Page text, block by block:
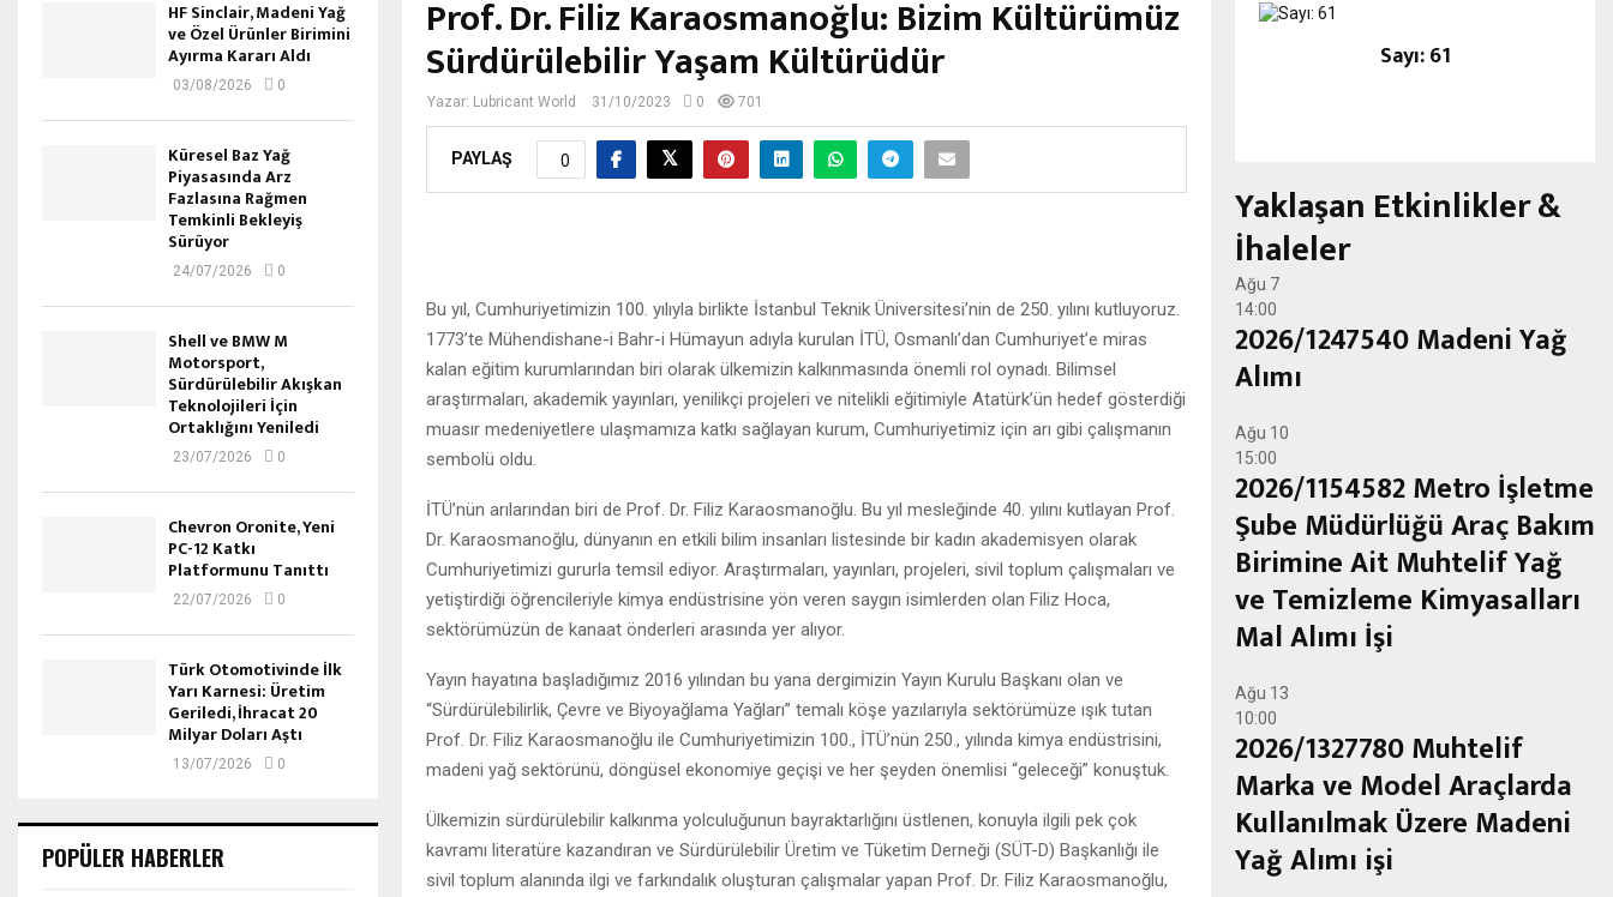
Prof. Dr. Filiz Karaosmanoğlu: Bizim Kültürümüz
Sürdürülebilir Yaşam Kültürüdür
Yazar: Lubricant World 31/10/2023 0 701
PAYLAŞ 0
Bu yıl, Cumhuriyetimizin 100. yılıyla birlikte İstanbul Teknik Üniversitesi’nin de 250. yılını kutluyoruz.
1773’te Mühendishane-i Bahr-i Hümayun adıyla kurulan İTÜ, Osmanlı’dan Cumhuriyet’e miras
kalan eğitim kurumlarından biri olarak ülkemizin kalkınmasında önemli rol oynadı. Bilimsel
araştırmaları, akademik yayınları, yenilikçi projeleri ve nitelikli eğitimiyle Atatürk’ün hedef gösterdiği
muasır medeniyetlere ulaşmamıza katkı sağlayan kurum, Cumhuriyetimiz için arı gibi çalışmanın
sembolü oldu.
İTÜ’nün arılarından biri de Prof. Dr. Filiz Karaosmanoğlu. Bu yıl mesleğinde 40. yılını kutlayan Prof.
Dr. Karaosmanoğlu, dünyanın en etkili bilim insanları listesinde bir kadın akademisyen olarak
Cumhuriyetimizi gururla temsil ediyor. Araştırmaları, yayınları, projeleri, sivil toplum çalışmaları ve
yetiştirdiği öğrencileriyle kimya endüstrisine yön veren saygın isimlerden olan Filiz Hoca,
sektörümüzün de kanaat önderleri arasında yer alıyor.
Yayın hayatına başladığımız 2016 yılından bu yana dergimizin Yayın Kurulu Başkanı olan ve
“Sürdürülebilirlik, Çevre ve Biyoyağlama Yağları” temalı köşe yazılarıyla sektörümüze ışık tutan
Prof. Dr. Filiz Karaosmanoğlu ile Cumhuriyetimizin 100., İTÜ’nün 250., yılında kimya endüstrisini,
madeni yağ sektörünü, döngüsel ekonomiye geçişi ve her şeyden önemlisi “geleceği” konuştuk.
Ülkemizin sürdürülebilir kalkınma yolculuğunun bayraktarlığını üstlenen, konuyla ilgili pek çok
kavramı literatüre kazandıran ve Sürdürülebilir Üretim ve Tüketim Derneği (SÜT-D) Başkanlığı ile
sivil toplum alanında ilgi ve farkındalık oluşturan çalışmalar yapan Prof. Dr. Filiz Karaosmanoğlu,
HF Sinclair, Madeni Yağ
ve Özel Ürünler Birimini
Ayırma Kararı Aldı
03/08/2026 0
Küresel Baz Yağ
Piyasasında Arz
Fazlasına Rağmen
Temkinli Bekleyiş
Sürüyor
24/07/2026 0
Shell ve BMW M
Motorsport,
Sürdürülebilir Akışkan
Teknolojileri İçin
Ortaklığını Yeniledi
23/07/2026 0
Chevron Oronite, Yeni
PC-12 Katkı
Platformunu Tanıttı
22/07/2026 0
Türk Otomotivinde İlk
Yarı Karnesi: Üretim
Geriledi, İhracat 20
Milyar Doları Aştı
13/07/2026 0
POPÜLER HABERLER
Sayı: 61
Yaklaşan Etkinlikler &
İhaleler
Ağu 7
14:00
2026/1247540 Madeni Yağ
Alımı
Ağu 10
15:00
2026/1154582 Metro İşletme
Şube Müdürlüğü Araç Bakım
Birimine Ait Muhtelif Yağ
ve Temizleme Kimyasalları
Mal Alımı İşi
Ağu 13
10:00
2026/1327780 Muhtelif
Marka ve Model Araçlarda
Kullanılmak Üzere Madeni
Yağ Alımı işi